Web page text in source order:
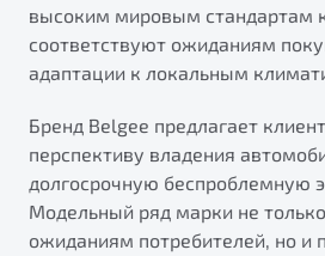
высоким мировым стандартам
соответствуют ожиданиям
адаптации к локальным
Бренд Belgee предлагает
перспективу владения
долгосрочную беспроблемную
Модельный ряд марки не
ожиданиям потребителей, но и